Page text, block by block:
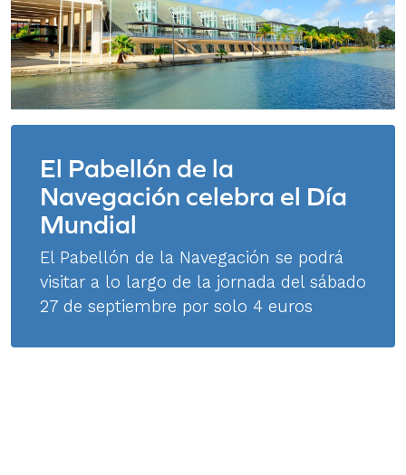
El Pabellón de la
Navegación celebra el Día
Mundial
El Pabellón de la Navegación se podrá
visitar a lo largo de la jornada del sábado
27 de septiembre por solo 4 euros